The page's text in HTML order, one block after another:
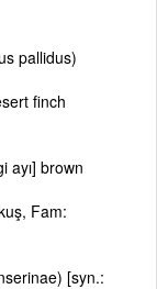
pallidus)
finch
ayı] brown
Fam:
[syn.: